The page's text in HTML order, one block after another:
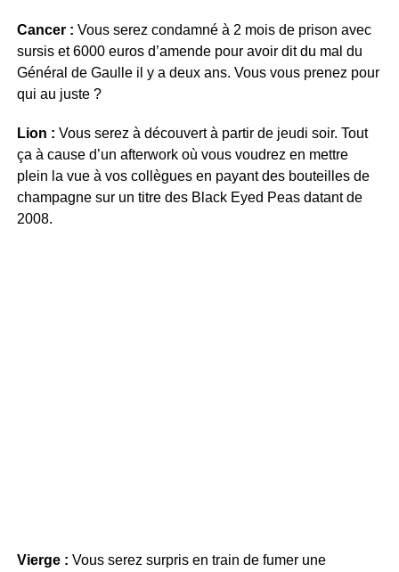
Cancer : Vous serez condamné à 2 mois de prison avec
sursis et 6000 euros d’amende pour avoir dit du mal du
Général de Gaulle il y a deux ans. Vous vous prenez pour
qui au juste ?
Lion : Vous serez à découvert à partir de jeudi soir. Tout
ça à cause d’un afterwork où vous voudrez en mettre
plein la vue à vos collègues en payant des bouteilles de
champagne sur un titre des Black Eyed Peas datant de
2008.
Vierge : Vous serez surpris en train de fumer une